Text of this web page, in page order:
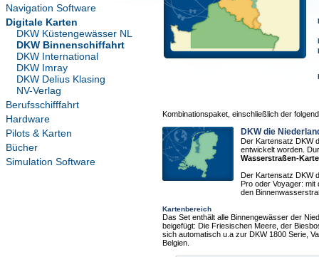
Navigation Software
Digitale Karten
DKW Küstengewässer NL
DKW Binnenschiffahrt
DKW International
DKW Imray
DKW Delius Klasing
NV-Verlag
Berufsschifffahrt
Hardware
Pilots & Karten
Bücher
Simulation Software
Kombinationspaket, einschließlich der
DKW die
Der Kartensatz DKW
entwickelt worden.
Wasserstraßen-
Der Kartensatz DKW
Pro oder Voyager: mit
den
Kartenbereich
Das Set enthält alle Binnengewässer der
beigefügt: Die Friesischen Meere, der
sich automatisch u.a zur DKW 1800 Serie,
Belgien.